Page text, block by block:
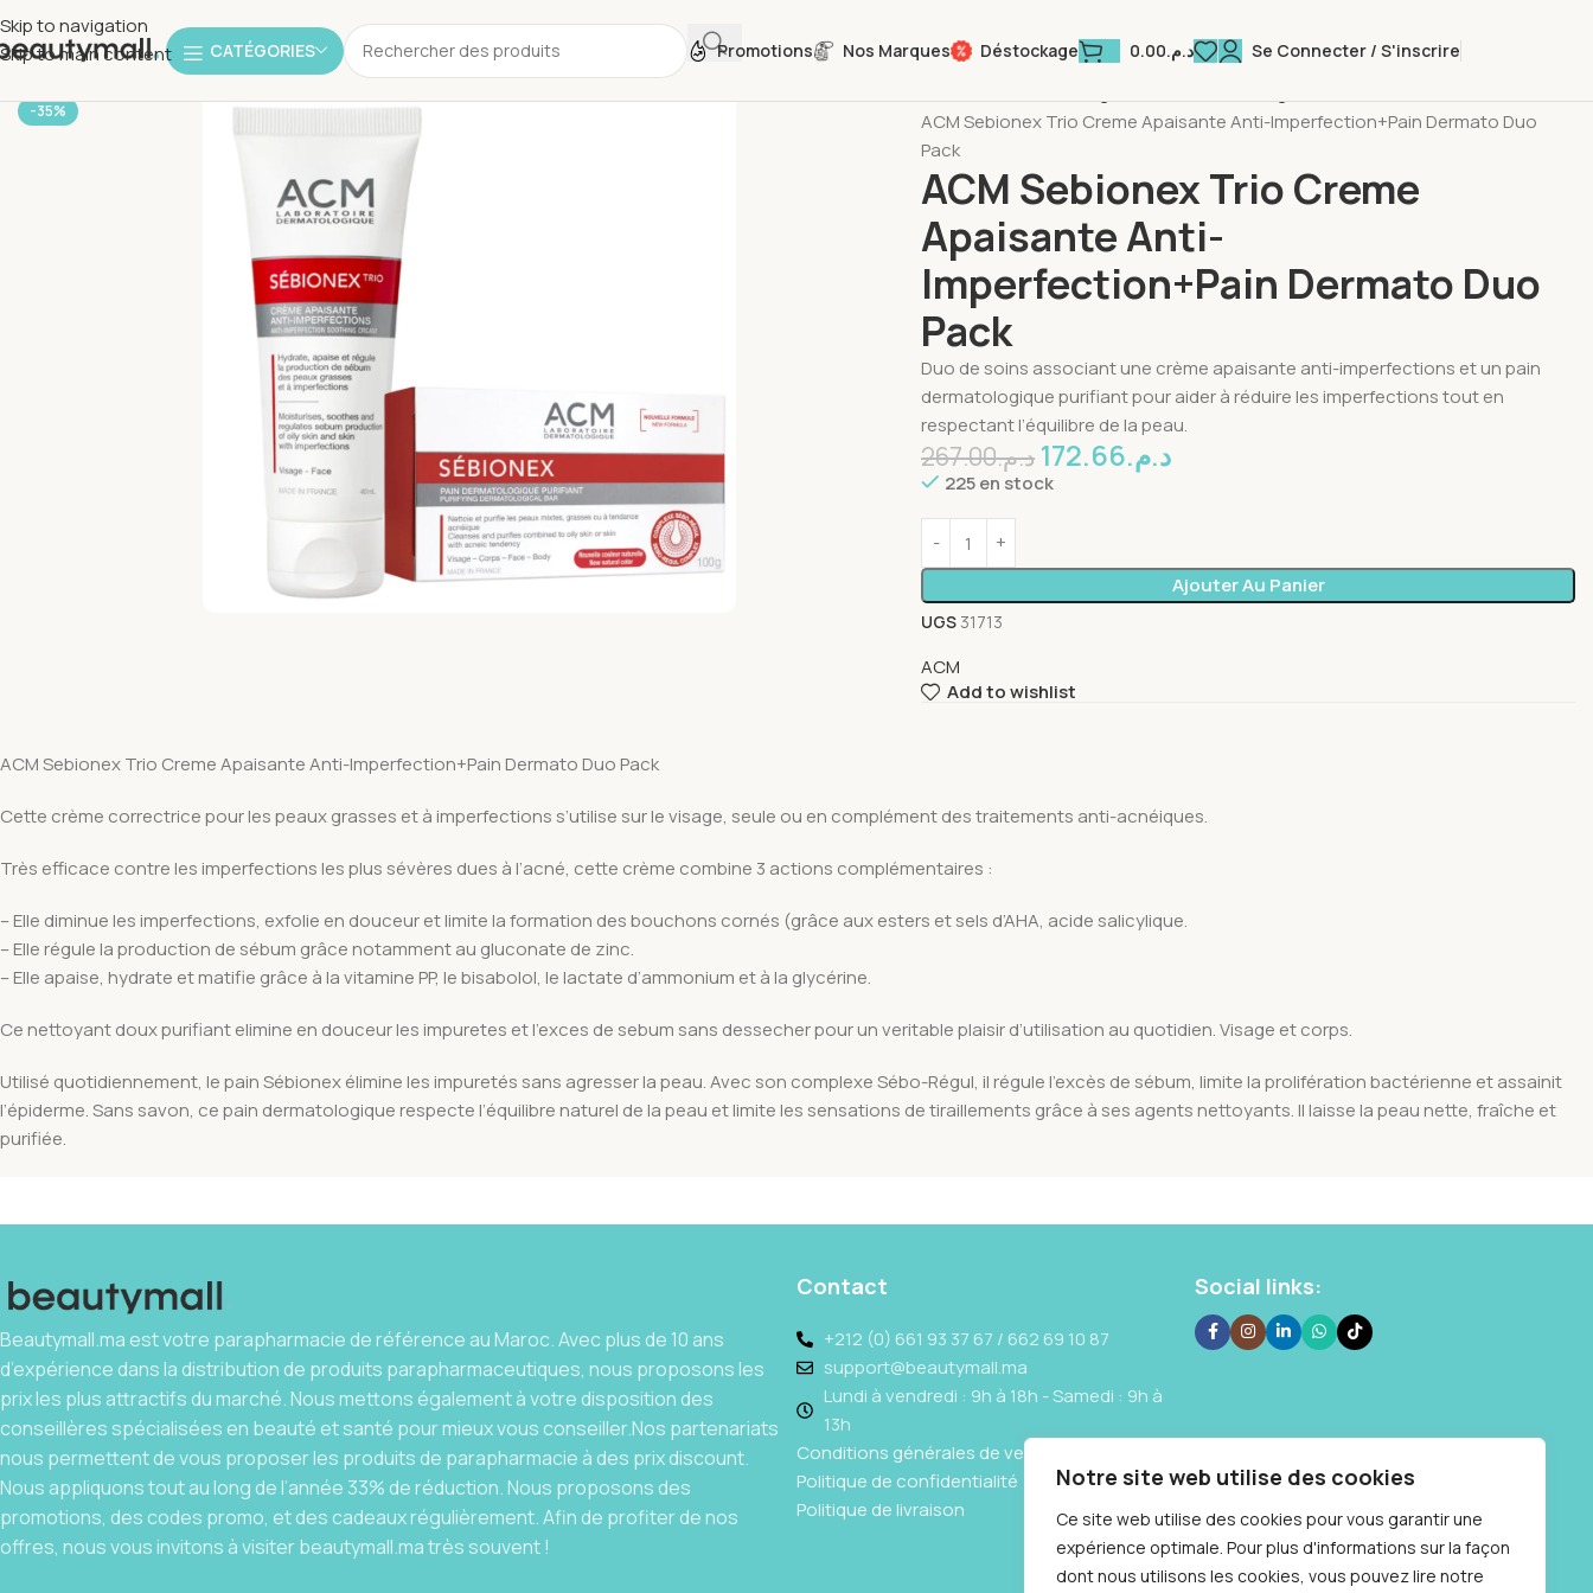
Notre site web utilise des cookies
Ce site web utilise des cookies pour vous garantir une
expérience optimale. Pour plus d'informations sur la façon
dont nous utilisons les cookies, vous pouvez lire notre
Skip to navigation
Skip to main content
CATÉGORIES Promotions Nos Marques Déstockage د.م.0.00 Se Connecter / S'inscrire
-35%
ACM Sebionex Trio Creme Apaisante Anti-Imperfection+Pain Dermato Duo
Pack
ACM Sebionex Trio Creme
Apaisante Anti-
Imperfection+Pain Dermato Duo
Pack
Duo de soins associant une crème apaisante anti-imperfections et un pain
dermatologique purifiant pour aider à réduire les imperfections tout en
respectant l’équilibre de la peau.
د.م.267.00 د.م.172.66
225 en stock
Ajouter Au Panier
UGS 31713
ACM
Add to wishlist
ACM Sebionex Trio Creme Apaisante Anti-Imperfection+Pain Dermato Duo Pack
Cette crème correctrice pour les peaux grasses et à imperfections s’utilise sur le visage, seule ou en complément des traitements anti-acnéiques.
Très efficace contre les imperfections les plus sévères dues à l’acné, cette crème combine 3 actions complémentaires :
– Elle diminue les imperfections, exfolie en douceur et limite la formation des bouchons cornés (grâce aux esters et sels d’AHA, acide salicylique.
– Elle régule la production de sébum grâce notamment au gluconate de zinc.
– Elle apaise, hydrate et matifie grâce à la vitamine PP, le bisabolol, le lactate d’ammonium et à la glycérine.
Ce nettoyant doux purifiant elimine en douceur les impuretes et l’exces de sebum sans dessecher pour un veritable plaisir d’utilisation au quotidien. Visage et corps.
Utilisé quotidiennement, le pain Sébionex élimine les impuretés sans agresser la peau. Avec son complexe Sébo-Régul, il régule l’excès de sébum, limite la prolifération bactérienne et assainit
l’épiderme. Sans savon, ce pain dermatologique respecte l’équilibre naturel de la peau et limite les sensations de tiraillements grâce à ses agents nettoyants. Il laisse la peau nette, fraîche et
purifiée.
Beautymall.ma est votre parapharmacie de référence au Maroc. Avec plus de 10 ans
d’expérience dans la distribution de produits parapharmaceutiques, nous proposons les
prix les plus attractifs du marché. Nous mettons également à votre disposition des
conseillères spécialisées en beauté et santé pour mieux vous conseiller.Nos partenariats
nous permettent de vous proposer les produits de parapharmacie à des prix discount.
Nous appliquons tout au long de l’année 33% de réduction. Nous proposons des
promotions, des codes promo, et des cadeaux régulièrement. Afin de profiter de nos
offres, nous vous invitons à visiter beautymall.ma très souvent !
Contact
+212 (0) 661 93 37 67 / 662 69 10 87
support@beautymall.ma
Lundi à vendredi : 9h à 18h - Samedi : 9h à
13h
Conditions générales de vente
Politique de confidentialité
Politique de livraison
Social links: